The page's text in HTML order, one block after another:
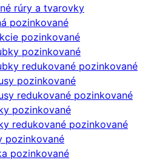
rúry a tvarovky
pozinkované
pozinkované
pozinkované
redukované pozinkované
pozinkované
redukované pozinkované
pozinkované
redukované pozinkované
pozinkované
pozinkované